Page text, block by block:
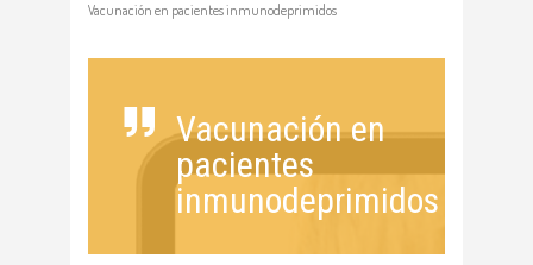
Vacunación en pacientes inmunodeprimidos
Vacunación en
pacientes
inmunodeprimidos